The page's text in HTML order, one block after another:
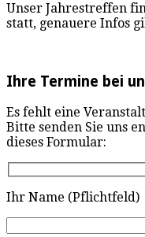
Unser Jahrestreffen
statt, genauere Infos
Ihre Termine bei
Es fehlt eine
Bitte senden Sie uns
dieses Formular:
Ihr Name (Pflichtfeld)